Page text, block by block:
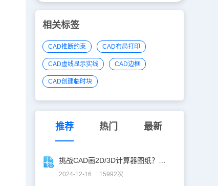
相关标签
CAD推断约束 CAD布局打印
CAD虚线显示实线 CAD边框
CAD创建临时块
推荐 热门 最新
2024-12-16 15992次